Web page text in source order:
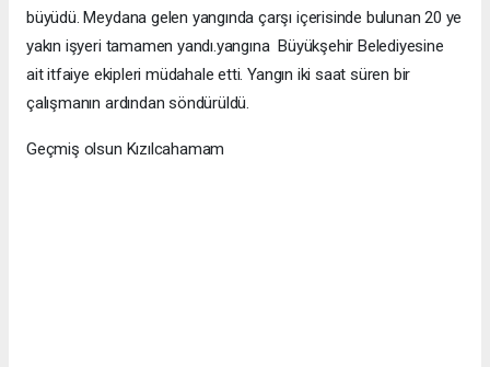
büyüdü. Meydana gelen yangında çarşı içerisinde bulunan 20 ye
yakın işyeri tamamen yandı.yangına Büyükşehir Belediyesine
ait itfaiye ekipleri müdahale etti. Yangın iki saat süren bir
çalışmanın ardından söndürüldü.
Geçmiş olsun Kızılcahamam